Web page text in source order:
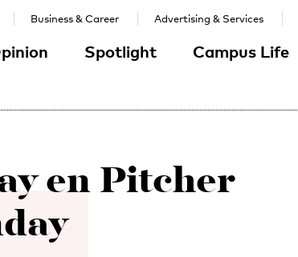
Spotlight Campus Life
Business & Career Advertising & Services
en Pitcher